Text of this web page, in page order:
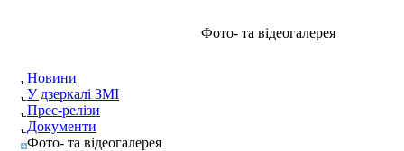
Новини
У дзеркалі ЗМІ
Прес-релізи
Документи
Фото- та відеогалерея
Фото- та відеогалерея